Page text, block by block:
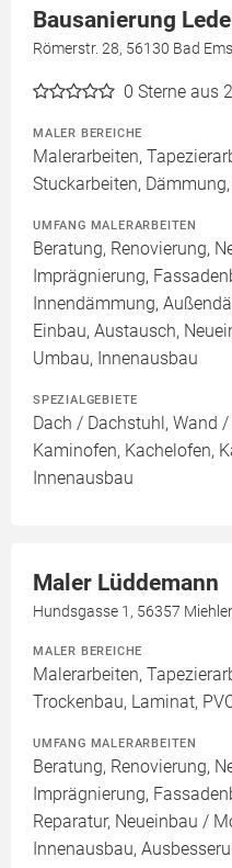
Bausanierung
Römerstr. 28, 56130 Bad
0 Sterne aus
MALER BEREICHE
Malerarbeiten,
Stuckarbeiten,
UMFANG MALERARBEITEN
Beratung, Renovierung,
Imprägnierung,
Innendämmung,
Einbau, Austausch,
Umbau, Innenausbau
SPEZIALGEBIETE
Dach / Dachstuhl, Wand
Kaminofen, Kachelofen,
Innenausbau
Maler Lüddemann
Hundsgasse 1, 56357
MALER BEREICHE
Malerarbeiten,
Trockenbau, Laminat,
UMFANG MALERARBEITEN
Beratung, Renovierung,
Imprägnierung,
Reparatur, Neueinbau /
Innenausbau,